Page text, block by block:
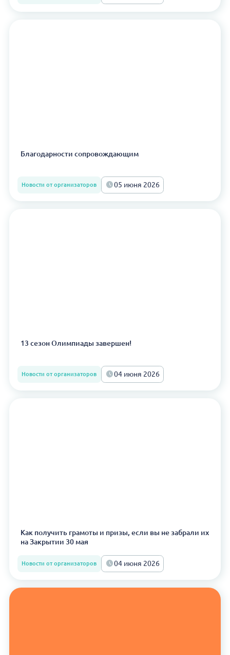
Благодарности сопровождающим
Новости от организаторов 05 июня 2026
13 сезон Олимпиады завершен!
Новости от организаторов 04 июня 2026
Как получить грамоты и призы, если вы не забрали их
на Закрытии 30 мая
Новости от организаторов 04 июня 2026